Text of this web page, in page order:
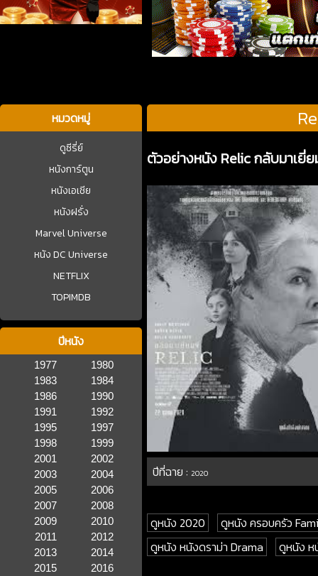
หมวดหมู่
ดูซีรี่ย์
หนังการ์ตูน
หนังเอเชีย
หนังฝรั่ง
Marvel Universe
หนัง DC Universe
NETFLIX
TOPIMDB
ปีหนัง
1977
1980
1983
1984
1986
1990
1991
1992
1995
1997
1998
1999
2001
2002
2003
2004
2005
2006
2007
2008
2009
2010
2011
2012
2013
2014
2015
2016
ตัวอย่างหนัง Relic กลับมาเยี่
ปีที่ฉาย :2020
ดูหนัง 2020
ดูหนัง ครอบครัว
ดูหนัง หนังดราม่า Drama
ดูหนัง ห